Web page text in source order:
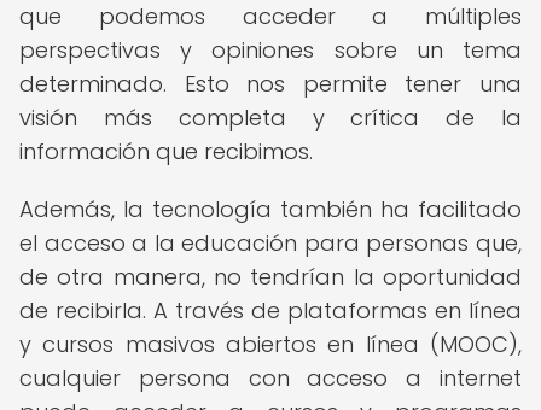
que podemos acceder a múltiples
perspectivas y opiniones sobre un tema
determinado. Esto nos permite tener una
visión más completa y crítica de la
información que recibimos.
Además, la tecnología también ha facilitado
el acceso a la educación para personas que,
de otra manera, no tendrían la oportunidad
de recibirla. A través de plataformas en línea
y cursos masivos abiertos en línea (MOOC),
cualquier persona con acceso a internet